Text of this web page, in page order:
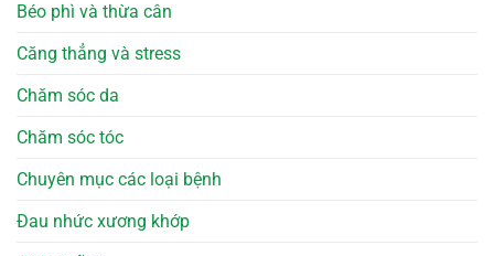
Béo phì và thừa cân
Căng thẳng và stress
Chăm sóc da
Chăm sóc tóc
Chuyên mục các loại bệnh
Đau nhức xương khớp